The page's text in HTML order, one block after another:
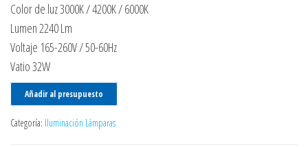
Color de luz 3000K / 4200K / 6000K
Lumen 2240 Lm
Voltaje 165-260V / 50-60Hz
Vatio 32W
Añadir al presupuesto
Categoría: Iluminación Lámparas